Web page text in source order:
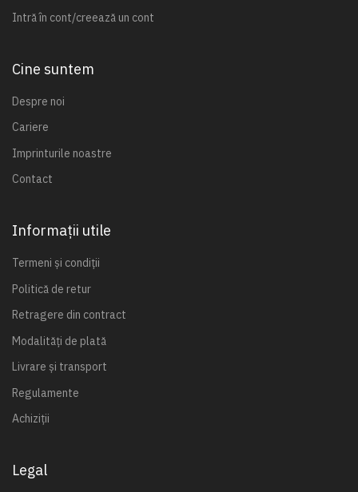
Intră în cont/creează un cont
Cine suntem
Despre noi
Cariere
Imprinturile noastre
Contact
Informații utile
Termeni și condiții
Politică de retur
Retragere din contract
Modalități de plată
Livrare și transport
Regulamente
Achiziții
Legal